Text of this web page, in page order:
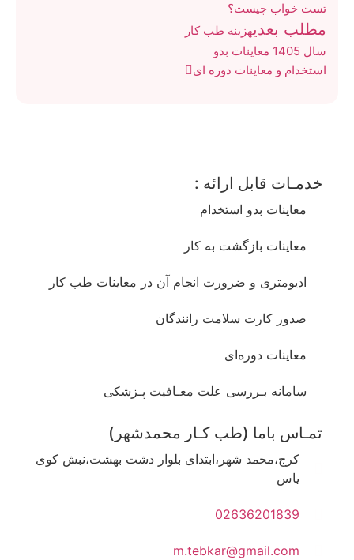
تست خواب چیست؟
مطلب بعدیهزینه طب کار
سال 1405 معاینات بدو
استخدام و معاینات دوره ای
خدمـات قابل ارائه :
معاینات بدو استخدام
معاینات بازگشت به کار
ادیومتری و ضرورت انجام آن در معاینات طب کار
صدور کارت سلامت رانندگان
معاینات دوره‌ای
سامانه بـررسی علت معـافیت پـزشکی
تمـاس باما (طب کـار محمدشهر)
کرج،محمد شهر،ابتدای بلوار دشت بهشت،نبش کوی
یاس
02636201839
m.tebkar@gmail.com